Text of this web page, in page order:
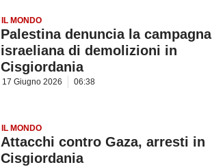
IL MONDO
Palestina denuncia la campagna
israeliana di demolizioni in
Cisgiordania
17 Giugno 2026 06:38
IL MONDO
Attacchi contro Gaza, arresti in
Cisgiordania